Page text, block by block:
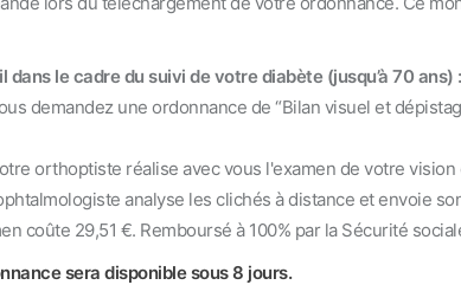
dans le cadre du suivi de votre diabète (jusqu’à 70 ans) :
une ordonnance de “Bilan visuel et
réalise avec vous l'examen de votre vision
analyse les clichés à distance et envoie
coûte 29,51 €. Remboursé à 100% par la Sécurité
sera disponible sous 8 jours.